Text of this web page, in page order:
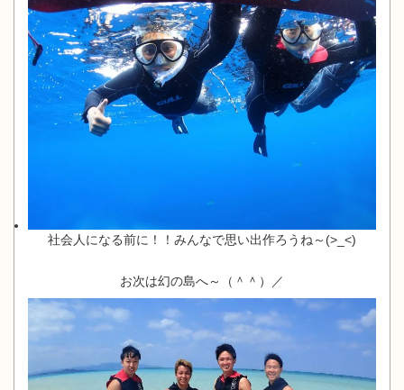
社会人になる前に！！みんなで思い出作ろうね～(>_<)
お次は幻の島へ～（＾＾）／